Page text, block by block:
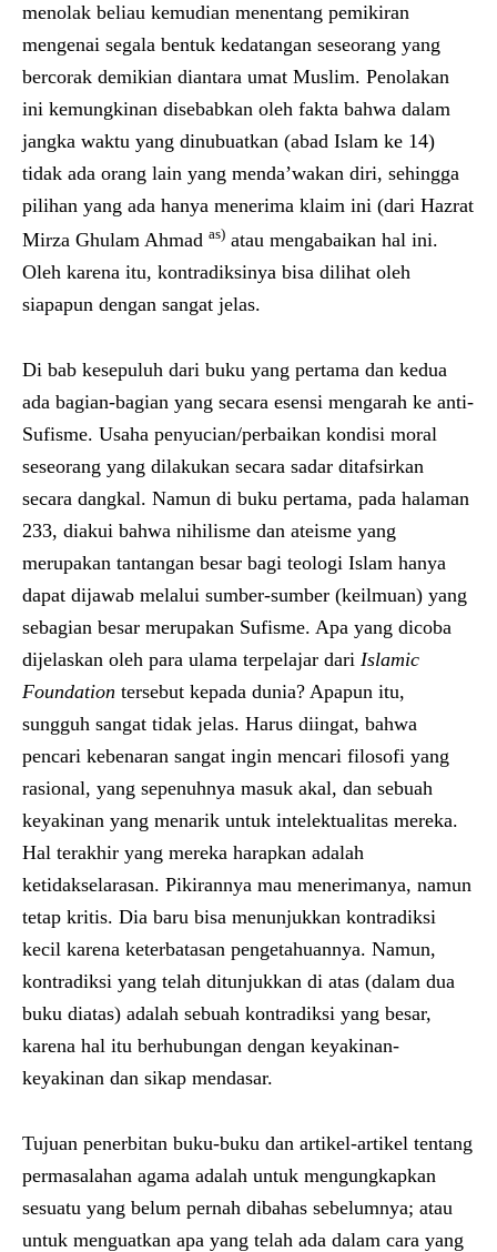
menolak beliau kemudian menentang pemikiran
mengenai segala bentuk kedatangan seseorang yang
bercorak demikian diantara umat Muslim. Penolakan
ini kemungkinan disebabkan oleh fakta bahwa dalam
jangka waktu yang dinubuatkan (abad Islam ke 14)
tidak ada orang lain yang menda’wakan diri, sehingga
pilihan yang ada hanya menerima klaim ini (dari Hazrat
Mirza Ghulam Ahmad as) atau mengabaikan hal ini.
Oleh karena itu, kontradiksinya bisa dilihat oleh
siapapun dengan sangat jelas.
Di bab kesepuluh dari buku yang pertama dan kedua
ada bagian-bagian yang secara esensi mengarah ke anti-
Sufisme. Usaha penyucian/perbaikan kondisi moral
seseorang yang dilakukan secara sadar ditafsirkan
secara dangkal. Namun di buku pertama, pada halaman
233, diakui bahwa nihilisme dan ateisme yang
merupakan tantangan besar bagi teologi Islam hanya
dapat dijawab melalui sumber-sumber (keilmuan) yang
sebagian besar merupakan Sufisme. Apa yang dicoba
dijelaskan oleh para ulama terpelajar dari Islamic
Foundation tersebut kepada dunia? Apapun itu,
sungguh sangat tidak jelas. Harus diingat, bahwa
pencari kebenaran sangat ingin mencari filosofi yang
rasional, yang sepenuhnya masuk akal, dan sebuah
keyakinan yang menarik untuk intelektualitas mereka.
Hal terakhir yang mereka harapkan adalah
ketidakselarasan. Pikirannya mau menerimanya, namun
tetap kritis. Dia baru bisa menunjukkan kontradiksi
kecil karena keterbatasan pengetahuannya. Namun,
kontradiksi yang telah ditunjukkan di atas (dalam dua
buku diatas) adalah sebuah kontradiksi yang besar,
karena hal itu berhubungan dengan keyakinan-
keyakinan dan sikap mendasar.
Tujuan penerbitan buku-buku dan artikel-artikel tentang
permasalahan agama adalah untuk mengungkapkan
sesuatu yang belum pernah dibahas sebelumnya; atau
untuk menguatkan apa yang telah ada dalam cara yang